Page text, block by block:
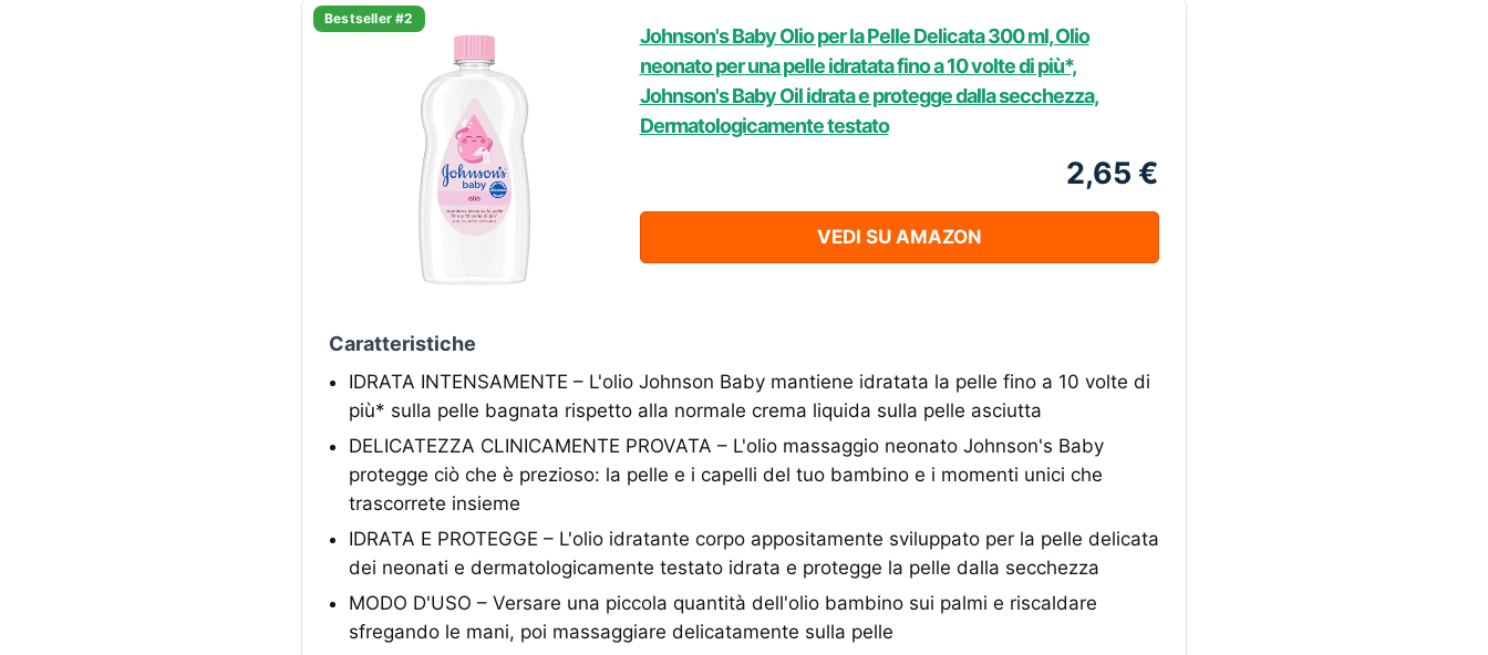
Bestseller #2
Johnson's Baby Olio per la Pelle Delicata 300 ml, Olio
neonato per una pelle idratata fino a 10 volte di più*,
Johnson's Baby Oil idrata e protegge dalla secchezza,
Dermatologicamente testato
2,65 €
VEDI SU AMAZON
Caratteristiche
IDRATA INTENSAMENTE – L'olio Johnson Baby mantiene idratata la pelle fino a 10 volte di
più* sulla pelle bagnata rispetto alla normale crema liquida sulla pelle asciutta
DELICATEZZA CLINICAMENTE PROVATA – L'olio massaggio neonato Johnson's Baby
protegge ciò che è prezioso: la pelle e i capelli del tuo bambino e i momenti unici che
trascorrete insieme
IDRATA E PROTEGGE – L'olio idratante corpo appositamente sviluppato per la pelle delicata
dei neonati e dermatologicamente testato idrata e protegge la pelle dalla secchezza
MODO D'USO – Versare una piccola quantità dell'olio bambino sui palmi e riscaldare
sfregando le mani, poi massaggiare delicatamente sulla pelle